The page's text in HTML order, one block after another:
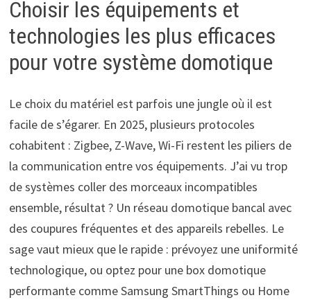
Choisir les équipements et
technologies les plus efficaces
pour votre système domotique
Le choix du matériel est parfois une jungle où il est
facile de s’égarer. En 2025, plusieurs protocoles
cohabitent : Zigbee, Z-Wave, Wi-Fi restent les piliers de
la communication entre vos équipements. J’ai vu trop
de systèmes coller des morceaux incompatibles
ensemble, résultat ? Un réseau domotique bancal avec
des coupures fréquentes et des appareils rebelles. Le
sage vaut mieux que le rapide : prévoyez une uniformité
technologique, ou optez pour une box domotique
performante comme Samsung SmartThings ou Home